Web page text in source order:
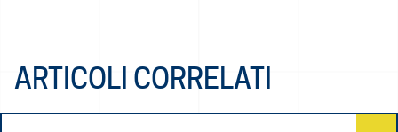
ARTICOLI CORRELATI